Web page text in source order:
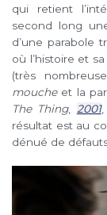
qui retient
second long
d’une parabole
où l’histoire et
(très
moucheet la
The Thing, 2001,
résultat est au
dénué de